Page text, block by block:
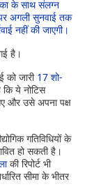
के साथ संलग्न
अगली सुनवाई तक
नहीं की जाएगी।
है।
को जारी 17 शो-
कि ये नोटिस
और उसे अपना पक्ष
गतिविधियों के
हो सकती है।
की रिपोर्ट भी
सीमा के भीतर